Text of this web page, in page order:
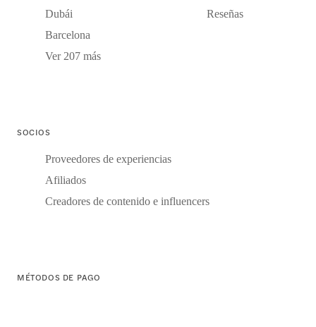
Dubái
Barcelona
Ver 207 más
Reseñas
SOCIOS
Proveedores de experiencias
Afiliados
Creadores de contenido e influencers
MÉTODOS DE PAGO